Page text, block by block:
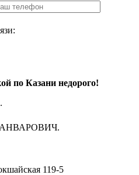
по Казани недорого!
119-5